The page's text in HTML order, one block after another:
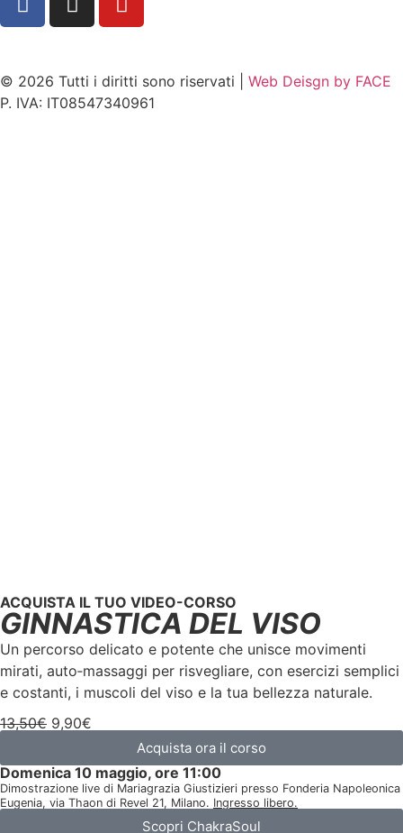
© 2026 Tutti i diritti sono riservati | Web Deisgn by FACE
P. IVA: IT08547340961
ACQUISTA IL TUO VIDEO-CORSO
GINNASTICA DEL VISO
Un percorso delicato e potente che unisce movimenti
mirati, auto‑massaggi per risvegliare, con esercizi semplici
e costanti, i muscoli del viso e la tua bellezza naturale.
13,50€ 9,90€
Acquista ora il corso
Domenica 10 maggio, ore 11:00
Dimostrazione live di Mariagrazia Giustizieri presso Fonderia Napoleonica
Eugenia, via Thaon di Revel 21, Milano. Ingresso libero.
Scopri ChakraSoul